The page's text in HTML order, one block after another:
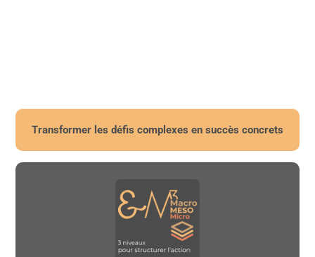
Transformer les défis complexes en succès concrets